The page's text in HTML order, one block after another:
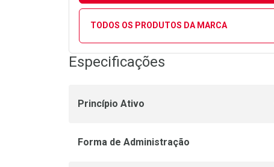
TODOS OS PRODUTOS DA MARCA
Especificações
Princípio Ativo
Forma de Administração